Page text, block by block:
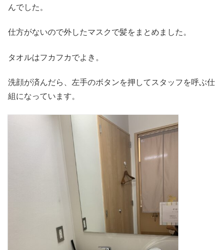
んでした。
仕方がないので外したマスクで髪をまとめました。
タオルはフカフカでよき。
洗顔が済んだら、左手のボタンを押してスタッフを呼ぶ仕
組になっています。